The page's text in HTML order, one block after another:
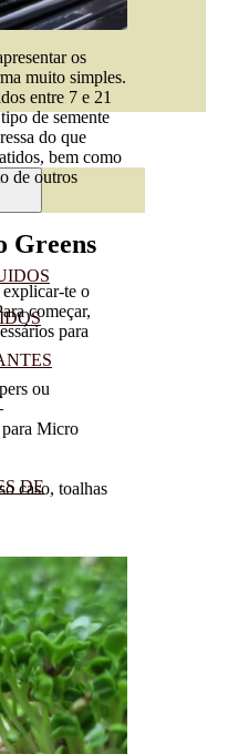
DE
Y ENGORDE
DEL
os
muito simples.
entre 7 e 21
de semente
do que
bem como
de outros
Greens
explicar-te o
começar,
para
ou
para Micro
caso, toalhas